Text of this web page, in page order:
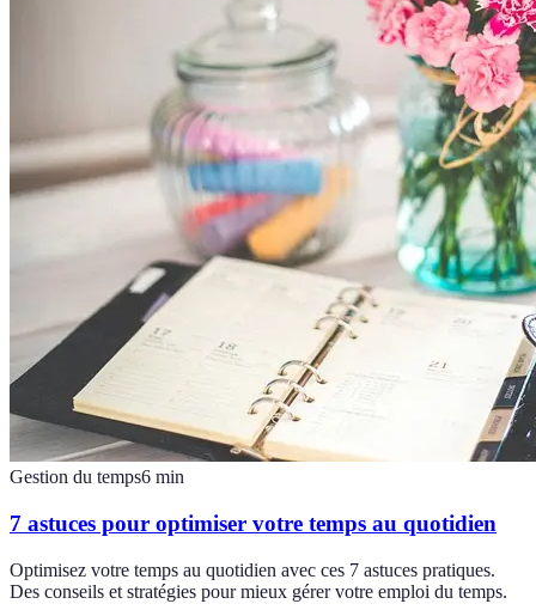
Gestion du temps6 min
7 astuces pour optimiser votre temps au quotidien
Optimisez votre temps au quotidien avec ces 7 astuces pratiques.
Des conseils et stratégies pour mieux gérer votre emploi du temps.